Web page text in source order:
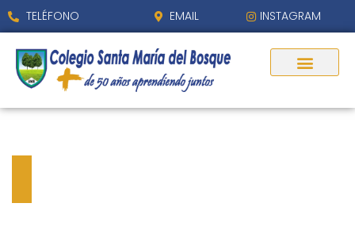
TELÉFONO EMAIL INSTAGRAM